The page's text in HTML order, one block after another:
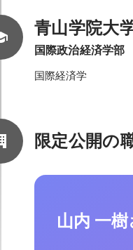
青山学院大
国際政治経済学部
国際経済学
限定公開の
山内 一樹